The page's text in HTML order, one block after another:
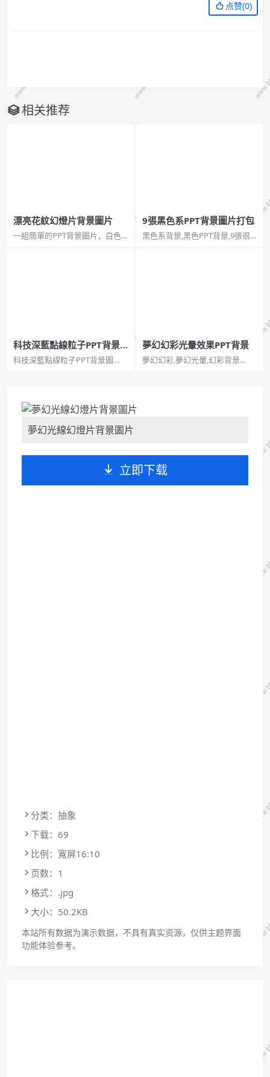
点赞(0)
相关推荐
漂亮花紋幻燈片背景圖片
一組簡單的PPT背景圖片，白色
9張黑色系PPT背景圖片打包
黑色系背景,黑色PPT背景,9張很
科技深藍點線粒子PPT背景
圖片
科技深藍點線粒子PPT背景圖
夢幻幻彩光暈效果PPT背景
夢幻幻彩,夢幻光暈,幻彩背景...
夢幻光線幻燈片背景圖片
立即下载
分类：抽象
下载：69
比例：寬屏16:10
页数：1
格式：.jpg
大小：50.2KB
本站所有数据为演示数据，不具有真实资源，仅供主题界面
功能体验参考。